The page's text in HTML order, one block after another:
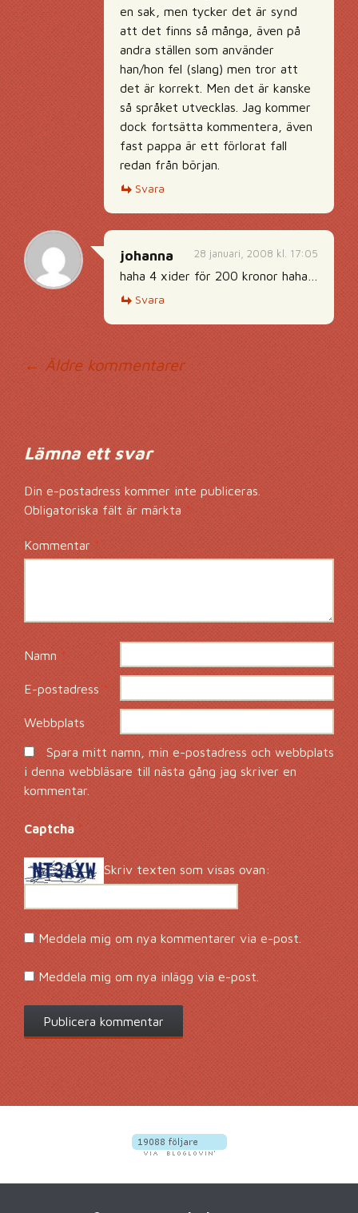
en sak, men tycker det är synd
att det finns så många, även på
andra ställen som använder
han/hon fel (slang) men tror att
det är korrekt. Men det är kanske
så språket utvecklas. Jag kommer
dock fortsätta kommentera, även
fast pappa är ett förlorat fall
redan från början.
Svara
28 januari, 2008 kl. 17:05
johanna
haha 4 xider för 200 kronor haha…
Svara
← Äldre kommentarer
Lämna ett svar
Din e-postadress kommer inte publiceras.
Obligatoriska fält är märkta*
Kommentar*
Namn *
E-postadress*
Webbplats
Spara mitt namn, min e-postadress och webbplats
i denna webbläsare till nästa gång jag skriver en
kommentar.
Captcha*
Skriv texten som visas ovan:
Meddela mig om nya kommentarer via e-post.
Meddela mig om nya inlägg via e-post.